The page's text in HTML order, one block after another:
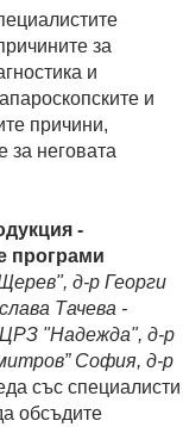
за
и
и
причини,
за неговата
-
програми
д-р Георги
Тачева -
"Надежда", д-р
София, д-р
със специалисти
обсъдите